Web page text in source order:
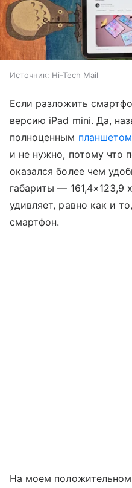
Источник: Hi-Tech Mail
Если разложить
версию iPad mini. Да,
полноценным планшетом
и не нужно, потому что
оказался более чем
габариты — 161,4×123,9
удивляет, равно как и
смартфон.
На моем